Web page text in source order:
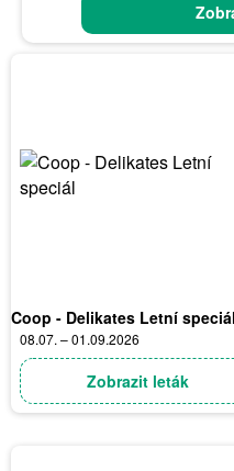
Coop - Delikates Letní speciál
08.07. – 01.09.2026
Zobrazit leták